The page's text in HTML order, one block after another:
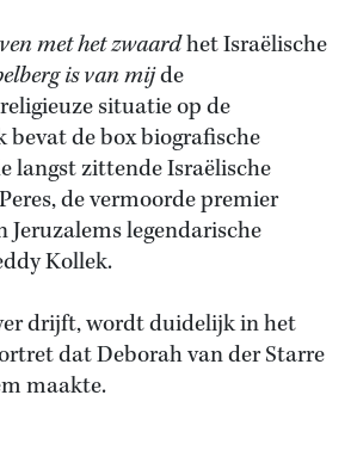
met het zwaardhet Israëlische
is van mijde
situatie op de
bevat de box biografische
langst zittende Israëlische
de vermoorde premier
Jeruzalems legendarische
Kollek.
drijft, wordt duidelijk in het
dat Deborah van der Starre
maakte.